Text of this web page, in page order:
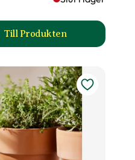
Till Produkten
till Kruka Atle